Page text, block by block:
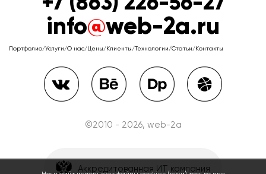
info@web-2a.ru
Портфолио/Услуги/О нас/Цены/Клиенты/Технологии/Статьи/Контакты
©2010 - 2026, web-2a
Аккредитованная ИТ компания